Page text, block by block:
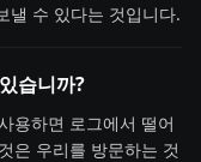
낼 수 있다는 것입니다.
습니까?
용하면 로그에서 떨어
은 우리를 방문하는 것